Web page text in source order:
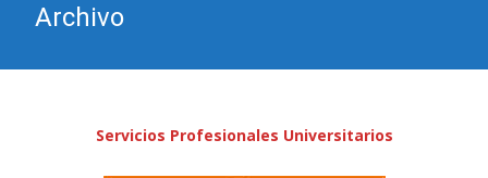
Archivo
Servicios Profesionales Universitarios